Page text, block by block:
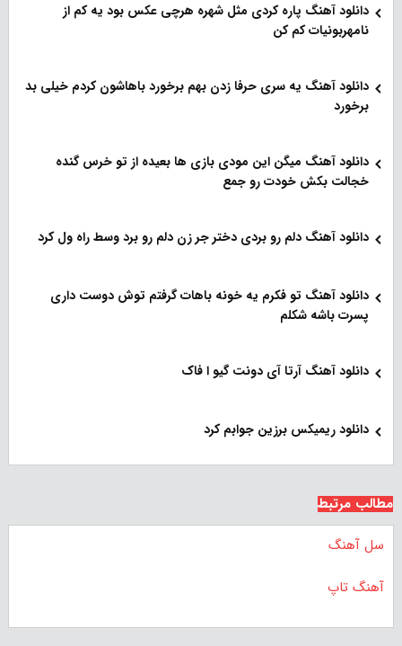
دانلود ریمیکس برزین جوابم کرد
دانلود آهنگ آرتا آی دونت گیو ا فاک
دانلود آهنگ تو فکرم یه خونه باهات گرفتم توش دوست داری
پسرت باشه شکلم
دانلود آهنگ دلم رو بردی دختر جر زن دلم رو برد وسط راه ول کرد
دانلود آهنگ میگن این مودی بازی ها بعیده از تو خرس گنده
خجالت بکش خودت رو جمع
دانلود آهنگ یه سری حرفا زدن بهم برخورد باهاشون کردم خیلی بد
برخورد
دانلود آهنگ پاره کردی مثل شهره هرچی عکس بود یه کم از
نامهربونیات کم کن
مطالب مرتبط
سل آهنگ
آهنگ تاپ